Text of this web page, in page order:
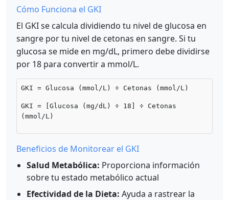
Cómo Funciona el GKI
El GKI se calcula dividiendo tu nivel de glucosa en
sangre por tu nivel de cetonas en sangre. Si tu
glucosa se mide en mg/dL, primero debe dividirse
por 18 para convertir a mmol/L.
GKI = Glucosa (mmol/L) ÷ Cetonas (mmol/L)
GKI = [Glucosa (mg/dL) ÷ 18] ÷ Cetonas
(mmol/L)
Beneficios de Monitorear el GKI
Salud Metabólica: Proporciona información
sobre tu estado metabólico actual
Efectividad de la Dieta: Ayuda a rastrear la